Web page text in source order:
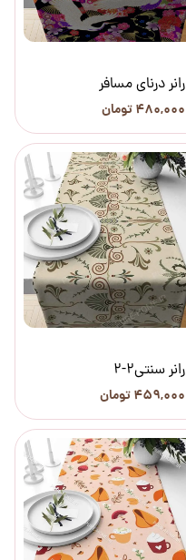
رانر درنای مسافر
۴۸۰,۰۰۰ تومان
رانر سنتی2-2
۴۵۹,۰۰۰ تومان